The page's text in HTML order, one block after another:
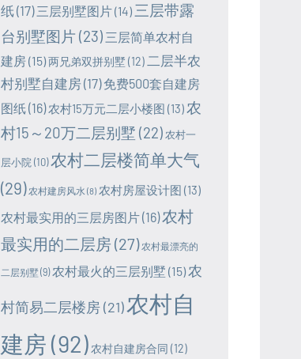
纸(17) 三层别墅图片(14) 三层带露
台别墅图片 (23) 三层简单农村自
建房(15)两兄弟双拼别墅 (12) 二层半农
村别墅自建房(17) 免费500套自建房
图纸(16) 农村15万元二层小楼图 (13)农
村15～20万二层别墅 (22) 农村一
层小院 (10)农村二层楼简单大气
(29) 农村建房风水 (8) 农村房屋设计图 (13)
农村最实用的三层房图片(16)农村
最实用的二层房 (27) 农村最漂亮的
二层别墅(9) 农村最火的三层别墅 (15)农
村简易二层楼房(21)农村自
建房 (92) 农村自建房合同 (12)